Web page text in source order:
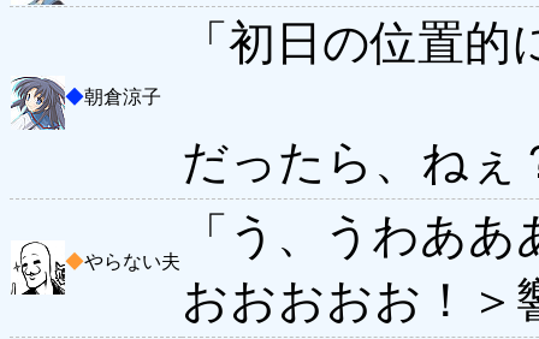
◆朝倉涼子
「初日の位置
だったら、ねぇ
◆やらない夫
「う、うわあ
おおおおお！＞